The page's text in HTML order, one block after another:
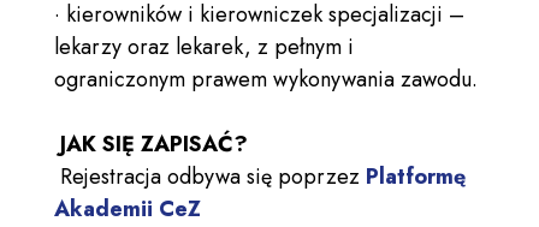
· kierowników i kierowniczek specjalizacji –
lekarzy oraz lekarek, z pełnym i
ograniczonym prawem wykonywania zawodu.
️ JAK SIĘ ZAPISAĆ?
️ Rejestracja odbywa się poprzez Platformę
Akademii CeZ